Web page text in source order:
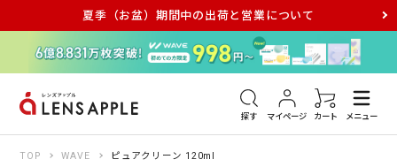
夏季（お盆）期間中の出荷と営業について
探す マイページ カート メニュー
アキュビュー メダリスト メガネ
TOP WAVE ピュアクリーン 120ml